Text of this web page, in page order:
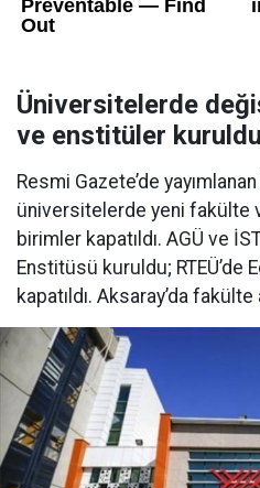
Üniversitelerde
ve enstitüler
Resmi Gazete’de
üniversitelerde yeni fakülte
birimler kapatıldı. AGÜ ve
Enstitüsü kuruldu; RTEÜ’de
kapatıldı. Aksaray’da